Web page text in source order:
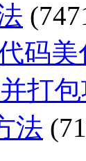
码
打
法